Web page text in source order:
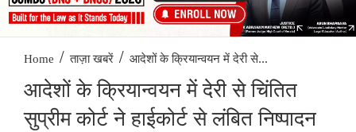
Home / ताज़ा खबरें / आदेशों के क्रियान्वयन में देरी से...
आदेशों के क्रियान्वयन में देरी से चिंतित
सुप्रीम कोर्ट ने हाईकोर्ट से लंबित निष्पादन